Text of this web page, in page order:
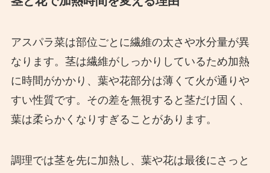
アスパラ菜は部位ごとに繊維の太さや水分量が異
なります。茎は繊維がしっかりしているため加熱
に時間がかかり、葉や花部分は薄くて火が通りや
すい性質です。その差を無視すると茎だけ固く、
葉は柔らかくなりすぎることがあります。
調理では茎を先に加熱し、葉や花は最後にさっと